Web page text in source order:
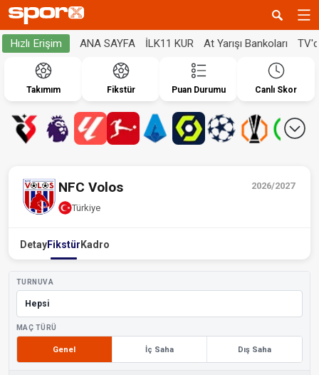
Hızlı Erişim ANA SAYFA İLK11 KUR At Yarışı Bankoları
Takımım Fikstür Puan Durumu Canlı Skor
2026/2027
NFC Volos
Türkiye
DetayFikstür Kadro
TURNUVA
MAÇ TÜRÜ
Genel İç Saha Dış Saha